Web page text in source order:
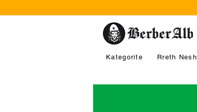
Kategorite Rreth Nesh